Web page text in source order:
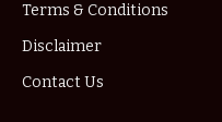
Terms & Conditions
Disclaimer
Contact Us